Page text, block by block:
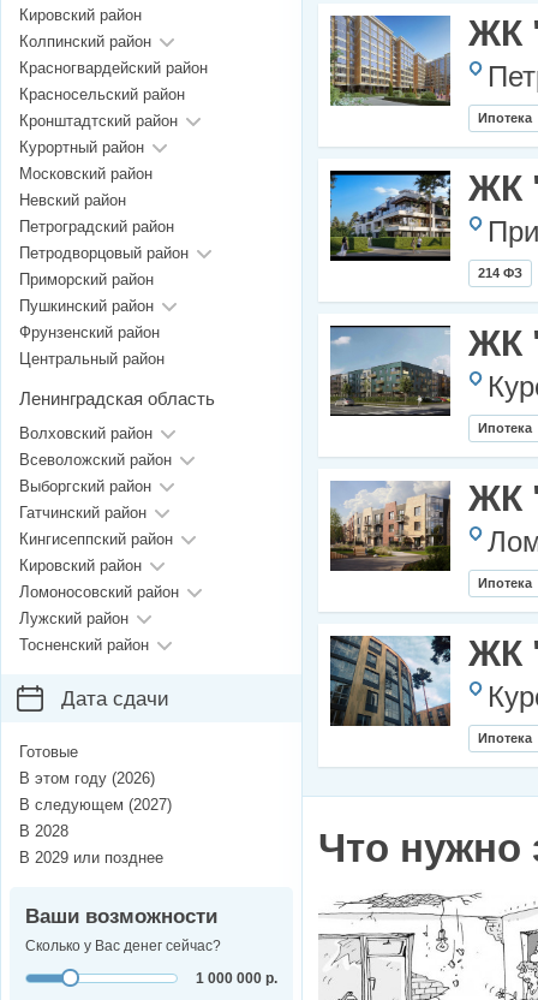
ЖК
Ипотека
ЖК
214 ФЗ
ЖК
Ипотека
ЖК
Ипотека
ЖК
Ипотека
Что нужно
Кировский район
Колпинский район
Красногвардейский район
Красносельский район
Кронштадтский район
Курортный район
Московский район
Невский район
Петроградский район
Петродворцовый район
Приморский район
Пушкинский район
Фрунзенский район
Центральный район
Ленинградская область
Волховский район
Всеволожский район
Выборгский район
Гатчинский район
Кингисеппский район
Кировский район
Ломоносовский район
Лужский район
Тосненский район
Дата сдачи
Готовые
В этом году (2026)
В следующем (2027)
В 2028
В 2029 или позднее
Ваши возможности
Сколько у Вас денег сейчас?
1 000 000 р.